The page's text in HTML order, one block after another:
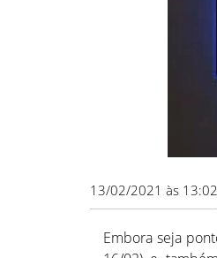
13/02/2021 às 13:02
Embora seja